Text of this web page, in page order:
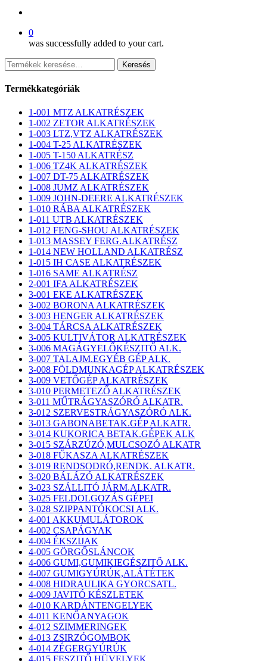
0
was successfully added to your cart.
Keresés
a
következőre:
Keresés
Termékkategóriák
1-001 MTZ ALKATRÉSZEK
1-002 ZETOR ALKATRÉSZEK
1-003 LTZ,VTZ ALKATRÉSZEK
1-004 T-25 ALKATRÉSZEK
1-005 T-150 ALKATRÉSZ
1-006 TZ4K ALKATRÉSZEK
1-007 DT-75 ALKATRÉSZEK
1-008 JUMZ ALKATRÉSZEK
1-009 JOHN-DEERE ALKATRÉSZEK
1-010 RÁBA ALKATRÉSZEK
1-011 UTB ALKATRÉSZEK
1-012 FENG-SHOU ALKATRÉSZEK
1-013 MASSEY FERG.ALKATRÉSZ
1-014 NEW HOLLAND ALKATRÉSZ
1-015 IH CASE ALKATRÉSZEK
1-016 SAME ALKATRÉSZ
2-001 IFA ALKATRÉSZEK
3-001 EKE ALKATRÉSZEK
3-002 BORONA ALKATRÉSZEK
3-003 HENGER ALKATRÉSZEK
3-004 TÁRCSA ALKATRÉSZEK
3-005 KULTIVÁTOR ALKATRÉSZEK
3-006 MAGÁGYELŐKÉSZITŐ ALK.
3-007 TALAJM.EGYÉB GÉP ALK.
3-008 FÖLDMUNKAGÉP ALKATRÉSZEK
3-009 VETŐGÉP ALKATRÉSZEK
3-010 PERMETEZŐ ALKATRÉSZEK
3-011 MŰTRÁGYASZÓRÓ ALKATR.
3-012 SZERVESTRÁGYASZÓRÓ ALK.
3-013 GABONABETAK.GÉP ALKATR.
3-014 KUKORICA BETAK.GÉPEK ALK
3-015 SZÁRZÚZÓ,MULCSOZÓ ALKATR
3-018 FŰKASZA ALKATRÉSZEK
3-019 RENDSODRÓ,RENDK. ALKATR.
3-020 BÁLÁZÓ ALKATRÉSZEK
3-023 SZÁLLITÓ JÁRM.ALKATR.
3-025 FELDOLGOZÁS GÉPEI
3-028 SZIPPANTÓKOCSI ALK.
4-001 AKKUMULÁTOROK
4-002 CSAPÁGYAK
4-004 ÉKSZIJAK
4-005 GÖRGŐSLÁNCOK
4-006 GUMI,GUMIKIEGÉSZITŐ ALK.
4-007 GUMIGYÚRÚK,ALÁTÉTEK
4-008 HIDRAULIKA GYORCSATL.
4-009 JAVITÓ KÉSZLETEK
4-010 KARDÁNTENGELYEK
4-011 KENŐANYAGOK
4-012 SZIMMERINGEK
4-013 ZSIRZÓGOMBOK
4-014 ZÉGERGYÚRÚK
4-015 FESZITŐ HÜVELYEK